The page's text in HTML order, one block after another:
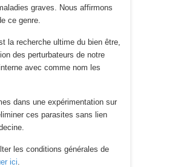
graves. Nous affirmons
ce genre.
la recherche ultime du bien être,
des perturbateurs de notre
avec comme nom les
dans une expérimentation sur
ces parasites sans lien
les conditions générales de
ici